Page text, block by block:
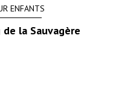
ENFANTS
de la Sauvagère